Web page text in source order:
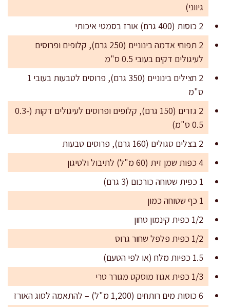
גיווני)
2 כוסות (400 גרם) אורז בסמטי איכותי
2 תפוחי אדמה בינוניים (250 גרם), קלופים ופרוסים
לעיגולים דקים בעובי 0.5 ס"מ
2 חצילים בינוניים (350 גרם), פרוסים לטבעות בעובי 1
ס"מ
2 גזרים (150 גרם), קלופים ופרוסים לעיגולים דקות (0.3-
0.5 ס"מ)
2 בצלים סגולים (160 גרם), פרוסים טבעות
4 כפות שמן זית (60 מ"ל) לתיבול ולטיגון
1 כפית שטוחה כורכום (3 גרם)
1 כף שטוחה כמון
1/2 כפית קינמון טחון
1/2 כפית פלפל שחור גרוס
1.5 כפיות מלח (או לפי הטעם)
1/3 כפית אגוז מוסקט מגורר טרי
6 כוסות מים רותחים (1,200 מ"ל) – להתאמה לסוג האורז